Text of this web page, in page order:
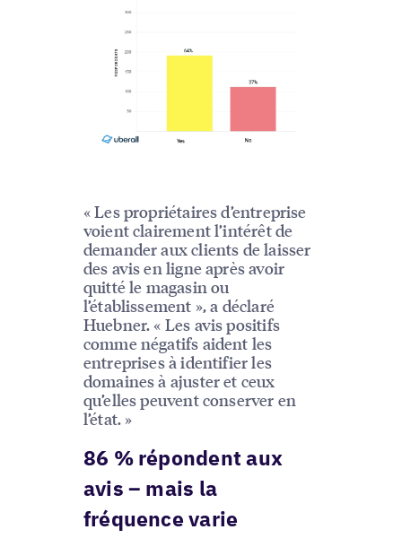
« Les propriétaires d’entreprise
voient clairement l’intérêt de
demander aux clients de laisser
des avis en ligne après avoir
quitté le magasin ou
l’établissement », a déclaré
Huebner. « Les avis positifs
comme négatifs aident les
entreprises à identifier les
domaines à ajuster et ceux
qu’elles peuvent conserver en
l’état. »
86 % répondent aux
avis – mais la
fréquence varie